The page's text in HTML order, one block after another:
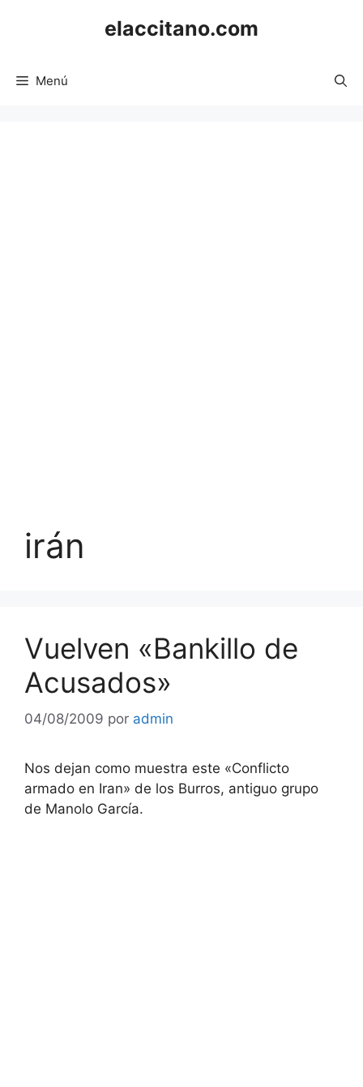
elaccitano.com
Menú
irán
Vuelven «Bankillo de
Acusados»
04/08/2009 por admin
Nos dejan como muestra este «Conflicto
armado en Iran» de los Burros, antiguo grupo
de Manolo García.